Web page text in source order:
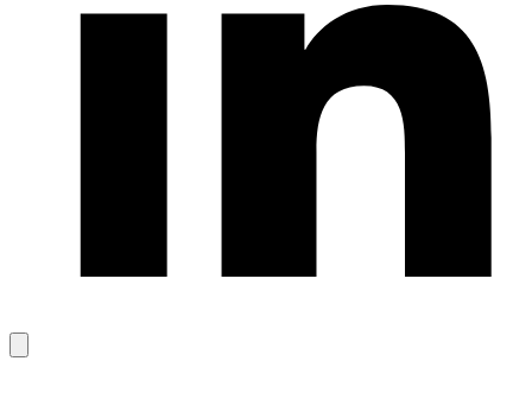
kopyala